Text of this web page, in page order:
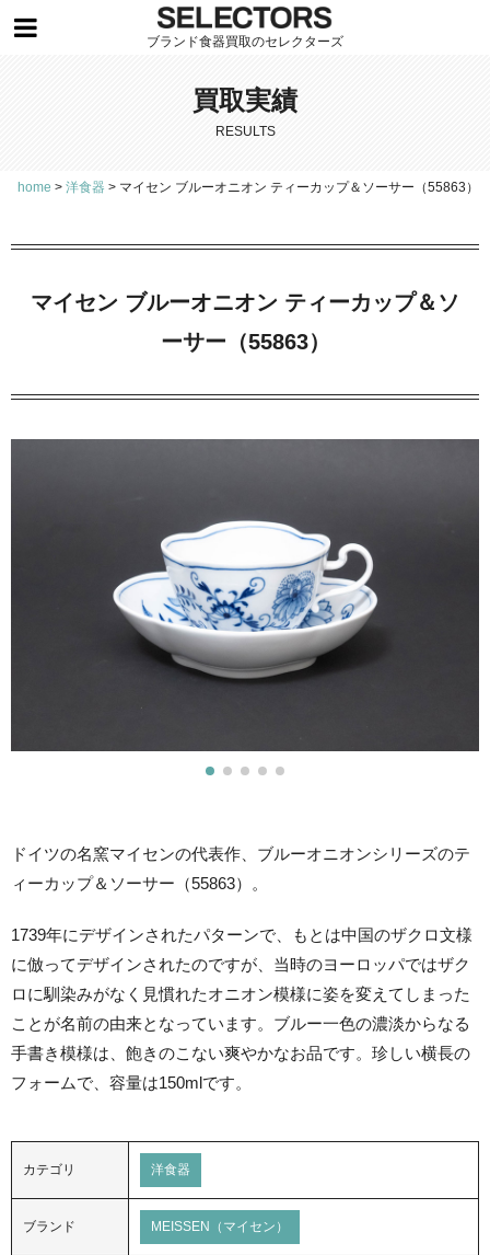
ブランド食器買取のセレクターズ
買取実績
RESULTS
home > 洋食器 > マイセン ブルーオニオン ティーカップ＆ソーサー（55863）
マイセン ブルーオニオン ティーカップ＆ソ
ーサー（55863）
ドイツの名窯マイセンの代表作、ブルーオニオンシリーズのテ
ィーカップ＆ソーサー（55863）。
1739年にデザインされたパターンで、もとは中国のザクロ文様
に倣ってデザインされたのですが、当時のヨーロッパではザク
ロに馴染みがなく見慣れたオニオン模様に姿を変えてしまった
ことが名前の由来となっています。ブルー一色の濃淡からなる
手書き模様は、飽きのこない爽やかなお品です。珍しい横長の
フォームで、容量は150mlです。
カテゴリ 洋食器
ブランド MEISSEN（マイセン）